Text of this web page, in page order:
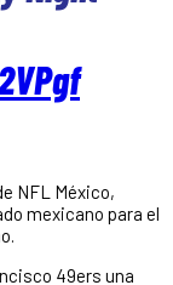
NFL México,
mexicano para el
49ers una